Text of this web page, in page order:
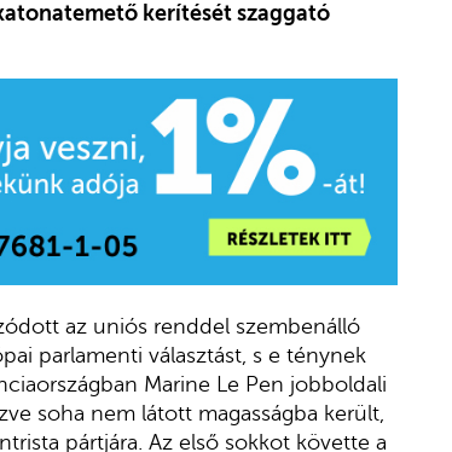
kerítését szaggató
az uniós renddel szembenálló
parlamenti választást, s e ténynek
Marine Le Pen jobboldali
soha nem látott magasságba került,
pártjára. Az első sokkot követte a